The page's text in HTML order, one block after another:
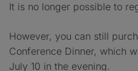
It is no longer possible to
However, you can still
Conference Dinner, which
July 10 in the evening.